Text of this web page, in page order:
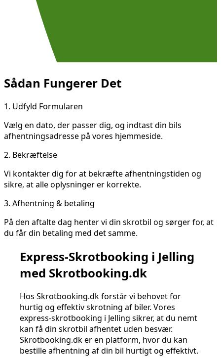
Sådan Fungerer Det
1. Udfyld Formularen
Vælg en dato, der passer dig, og indtast din bils
afhentningsadresse på vores hjemmeside.
2. Bekræftelse
Vi kontakter dig for at bekræfte afhentningstiden og
sikre, at alle oplysninger er korrekte.
3. Afhentning & betaling
På den aftalte dag henter vi din skrotbil og sørger for, at
du får din betaling med det samme.
Express-Skrotbooking i Jelling
med Skrotbooking.dk
Hos Skrotbooking.dk forstår vi behovet for
hurtig og effektiv skrotning af biler. Vores
express-skrotbooking i Jelling sikrer, at du nemt
kan få din skrotbil afhentet uden besvær.
Skrotbooking.dk er en platform, hvor du kan
bestille afhentning af din bil hurtigt og effektivt.